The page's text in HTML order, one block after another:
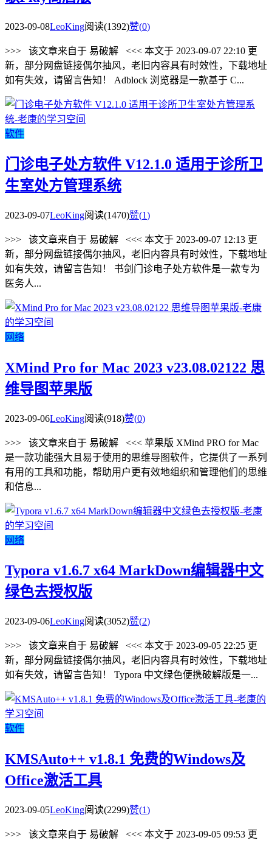
2023-09-08LeoKing阅读(1392)赞(0)
>>> 该文章来自于 易破解 <<< 本文于 2023-09-07 22:10 更
新，部分网盘链接偶尔抽风，老旧内容具有时效性，下载地址
如有失效，请留言告知！ Adblock 浏览器是一款基于 C...
软件
门诊电子处方软件 V12.1.0 适用于诊所卫
生室处方管理系统
2023-09-07LeoKing阅读(1470)赞(1)
>>> 该文章来自于 易破解 <<< 本文于 2023-09-07 12:13 更
新，部分网盘链接偶尔抽风，老旧内容具有时效性，下载地址
如有失效，请留言告知！ 书剑门诊电子处方软件是一款专为
医务人...
网络
XMind Pro for Mac 2023 v23.08.02122 思
维导图苹果版
2023-09-06LeoKing阅读(918)赞(0)
>>> 该文章来自于 易破解 <<< 苹果版 XMind PRO for Mac
是一款功能强大且易于使用的思维导图软件，它提供了一系列
有用的工具和功能，帮助用户更有效地组织和管理他们的思维
和信息...
网络
Typora v1.6.7 x64 MarkDown编辑器中文
绿色去授权版
2023-09-06LeoKing阅读(3052)赞(2)
>>> 该文章来自于 易破解 <<< 本文于 2023-09-05 22:25 更
新，部分网盘链接偶尔抽风，老旧内容具有时效性，下载地址
如有失效，请留言告知！ Typora 中文绿色便携破解版是一...
软件
KMSAuto++ v1.8.1 免费的Windows及
Office激活工具
2023-09-05LeoKing阅读(2299)赞(1)
>>> 该文章来自于 易破解 <<< 本文于 2023-09-05 09:53 更